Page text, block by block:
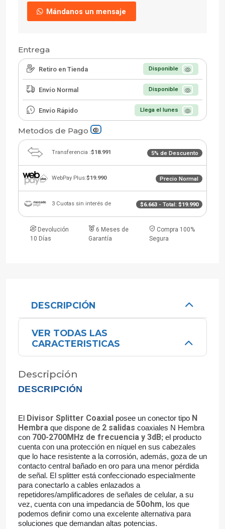
Mándanos un mensaje
Entrega
Retiro en Tienda Disponible
Envío Normal Disponible
Envío Rápido Llega el lunes
Metodos de Pago
Transferencia :$18.991 5% de Descuento
WebPay Plus:$19.990 Precio Normal
3 Cuotas sin interés de $6.663 - Total: $19.990
Devolución
10 Días
6 Meses de
Garantía
Compra 100%
Segura
DESCRIPCIÓN
VER TODAS LAS
CARACTERISTICAS
Descripción
DESCRIPCIÓN
El Divisor Splitter Coaxial posee un conector tipo N
Hembra que dispone de 2 salidas coaxiales N Hembra
con 700-2700MHz de frecuencia y 3dB; el producto
cuenta con una protección en níquel en sus cabezales
que lo hace resistente a la corrosión, además, goza de un
contacto central bañado en oro para una menor pérdida
de señal. El splitter está confeccionado especialmente
para conectarlo a cables enlazados a
repetidores/amplificadores de señales de celular, a su
vez, cuenta con una impedancia de 50ohm, los que
podemos definir como una excelente alternativa para
soluciones que demandan altas potencias.